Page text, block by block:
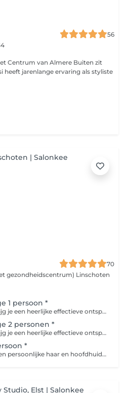
56
heeft jarenlange ervaring als styliste
70
gezondheidscentrum) Linschoten
1 persoon *
Gedurende 25 minuten krijg je een heerlijke effectieve ontspanningsmassage van de rug. Het is een combinatie van rustige, vloeiende bewegingen die spanning vermindert en de doorbloeding stimuleren. Voordelen zijn dat het stress vermindert, het ontspant je spieren en het zorgt voor nieuwe energie. Ook goed te combineren met een Japanse haar spa.
2 personen *
Gedurende 25 minuten krijg je een heerlijke effectieve ontspanningsmassage van de rug. Het is een combinatie van rustige, vloeiende bewegingen die spanning vermindert en de doorbloeding stimuleren. Voordelen zijn dat het stress vermindert, het ontspant je spieren en het zorgt voor nieuwe energie. Ook goed te combineren met een Japanse haar spa.
*
Wat kun je verwachten: Een persoonlijke haar en hoofdhuidanalyse. Een kalmerende hoofdmassage die de bloedcirculatie stimuleert en de stress verlicht. Een zachte maar effectieve reiniging met een shampoo speciaal voor uw haar en hoofdhuid. Een voedend haarmasker dat doormiddel van de warmte van stoom dieper in het haar doordringt. Een afgestemde conditioner en als laatste een ontspannende massage van nek en schouders.